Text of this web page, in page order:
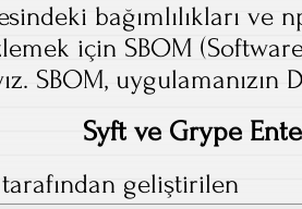
bağımlılıkları ve
için SBOM
SBOM, uygulamanızın
Syft ve Grype
geliştirilen